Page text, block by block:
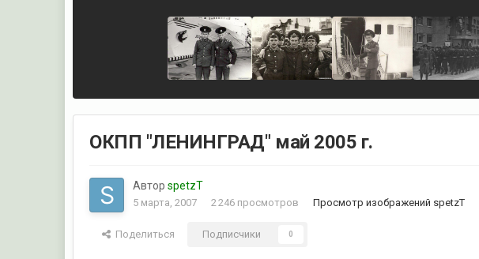
ОКПП "ЛЕНИНГРАД" май 2005 г.
АвторspetzT
5 марта, 2007 2 246 просмотров Просмотр изображений spetzT
Поделиться Подписчики 0